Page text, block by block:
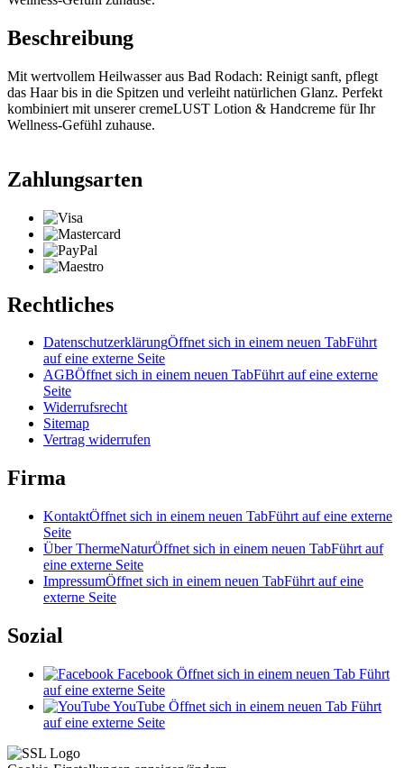
Beschreibung
Mit wertvollem Heilwasser aus Bad Rodach: Reinigt sanft, pflegt
das Haar bis in die Spitzen und verleiht natürlichen Glanz. Perfekt
kombiniert mit unserer cremeLUST Lotion & Handcreme für Ihr
Wellness-Gefühl zuhause.
Zahlungsarten
Rechtliches
DatenschutzerklärungÖffnet sich in einem neuen TabFührt
auf eine externe Seite
AGBÖffnet sich in einem neuen TabFührt auf eine externe
Seite
Widerrufsrecht
Sitemap
Vertrag widerrufen
Firma
KontaktÖffnet sich in einem neuen TabFührt auf eine externe
Seite
Über ThermeNaturÖffnet sich in einem neuen TabFührt auf
eine externe Seite
ImpressumÖffnet sich in einem neuen TabFührt auf eine
externe Seite
Sozial
Facebook Öffnet sich in einem neuen Tab Führt
auf eine externe Seite
YouTube Öffnet sich in einem neuen Tab Führt
auf eine externe Seite